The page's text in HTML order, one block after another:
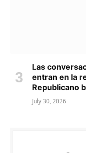
Las
entran en la
Republicano
July 30, 2026